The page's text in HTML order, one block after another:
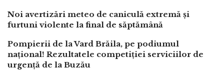
Noi avertizări meteo de caniculă extremă și
furtuni violente la final de săptămână
Pompierii de la Vard Brăila, pe podiumul
național! Rezultatele competiției serviciilor de
urgență de la Buzău